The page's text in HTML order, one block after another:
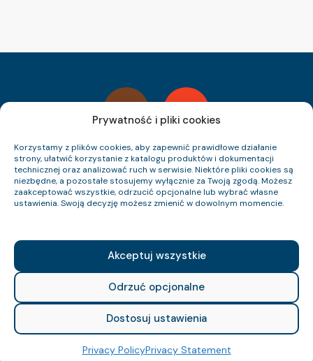
Prywatność i pliki cookies
Korzystamy z plików cookies, aby zapewnić prawidłowe działanie
strony, ułatwić korzystanie z katalogu produktów i dokumentacji
technicznej oraz analizować ruch w serwisie. Niektóre pliki cookies są
niezbędne, a pozostałe stosujemy wyłącznie za Twoją zgodą. Możesz
zaakceptować wszystkie, odrzucić opcjonalne lub wybrać własne
ustawienia. Swoją decyzję możesz zmienić w dowolnym momencie.
Akceptuj wszystkie
Odrzuć opcjonalne
Dostosuj ustawienia
Privacy PolicyPrivacy Statement
Who We Are
FAQ
Technical Guide
Contact
TECHNOKABEL S.A.